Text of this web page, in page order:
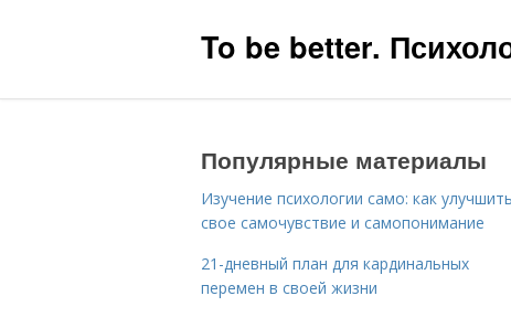
To be better.
Популярные материалы
Изучение психологии само: как улучшить
свое самочувствие и самопонимание
21-дневный план для кардинальных
перемен в своей жизни